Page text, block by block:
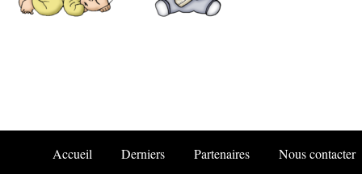
Accueil Derniers Partenaires Nous contacter